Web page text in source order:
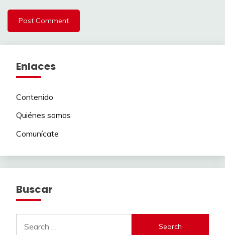
Enlaces
Contenido
Quiénes somos
Comunícate
Buscar
for: